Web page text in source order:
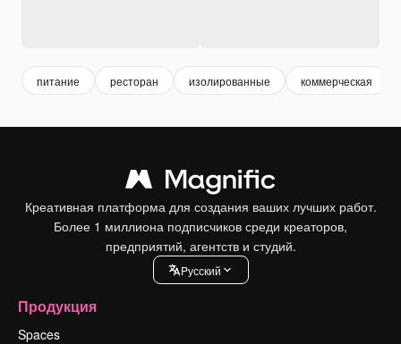
питание ресторан изолированные коммерческая
Креативная платформа для создания ваших лучших работ.
Более 1 миллиона подписчиков среди креаторов,
предприятий, агентств и студий.
Pусский
Продукция
Spaces